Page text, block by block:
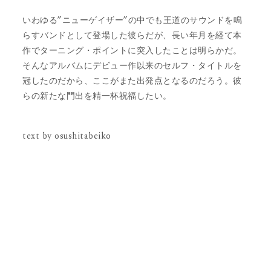
いわゆる”ニューゲイザー”の中でも王道のサウンドを鳴
らすバンドとして登場した彼らだが、長い年月を経て本
作でターニング・ポイントに突入したことは明らかだ。
そんなアルバムにデビュー作以来のセルフ・タイトルを
冠したのだから、ここがまた出発点となるのだろう。彼
らの新たな門出を精一杯祝福したい。
text by osushitabeiko